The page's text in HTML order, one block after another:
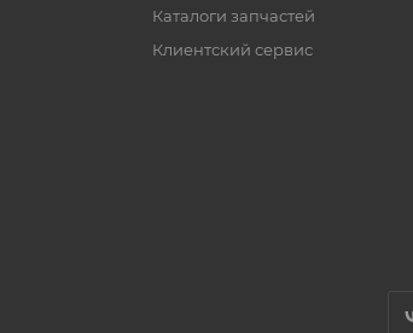
Каталоги запчастей
Клиентский сервис